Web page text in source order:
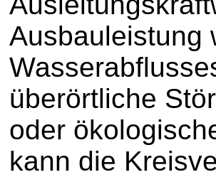
Ausbauleistung
überörtliche
oder
kann die